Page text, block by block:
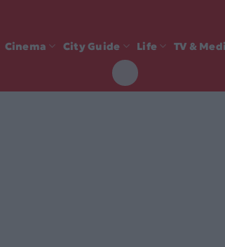
Cinema City Guide Life TV &